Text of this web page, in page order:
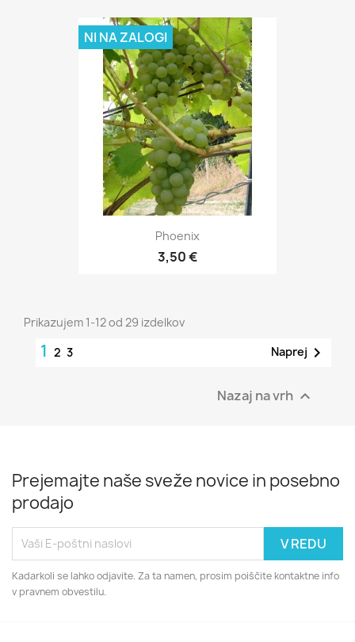
Phoenix
3,50 €
NI NA ZALOGI
Prikazujem 1-12 od 29 izdelkov
1 2 3 Naprej 
Nazaj na vrh 
Prejemajte naše sveže novice in posebno
prodajo
Kadarkoli se lahko odjavite. Za ta namen, prosim poiščite kontaktne info
v pravnem obvestilu.